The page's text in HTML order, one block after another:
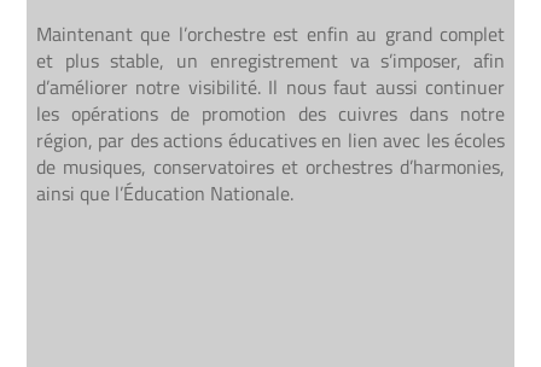
Maintenant que l’orchestre est enfin au grand complet
et plus stable, un enregistrement va s’imposer, afin
d’améliorer notre visibilité. Il nous faut aussi continuer
les opérations de promotion des cuivres dans notre
région, par des actions éducatives en lien avec les écoles
de musiques, conservatoires et orchestres d’harmonies,
ainsi que l’Éducation Nationale.